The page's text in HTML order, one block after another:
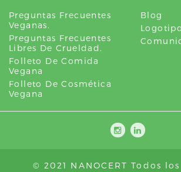
Preguntas Frecuentes
Veganas.
Preguntas Frecuentes
Libres De Crueldad.
Folleto De Comida
Vegana
Folleto De Cosmética
Vegana
Blog
© 2021 NANOCERT Todos